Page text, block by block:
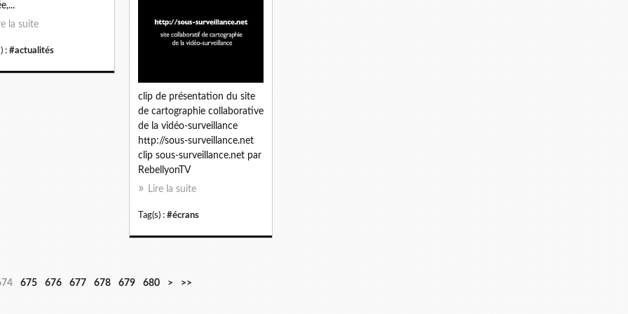
la suite
: #actualités
clip de présentation du site
de cartographie collaborative
de la vidéo-surveillance
http://sous-surveillance.net
clip sous-surveillance.net par
RebellyonTV
Lire la suite
Tag(s) : #écrans
675 676 677 678 679 680
6
7
8
9
1
1
1
> >>